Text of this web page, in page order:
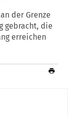
der Grenze
gebracht, die
erreichen